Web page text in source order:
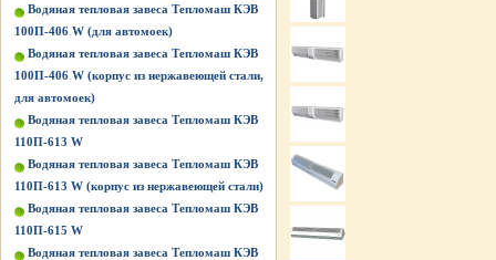
Водяная тепловая завеса Тепломаш КЭВ
100П-406 W (для автомоек)
Водяная тепловая завеса Тепломаш КЭВ
100П-406 W (корпус из нержавеющей стали,
для автомоек)
Водяная тепловая завеса Тепломаш КЭВ
110П-613 W
Водяная тепловая завеса Тепломаш КЭВ
110П-613 W (корпус из нержавеющей стали)
Водяная тепловая завеса Тепломаш КЭВ
110П-615 W
Водяная тепловая завеса Тепломаш КЭВ